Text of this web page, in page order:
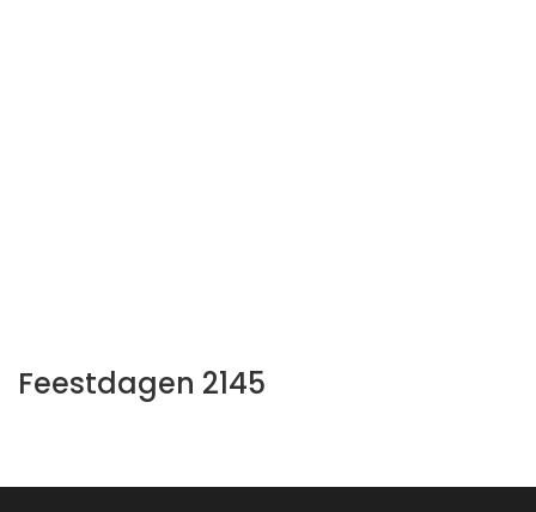
Feestdagen 2145